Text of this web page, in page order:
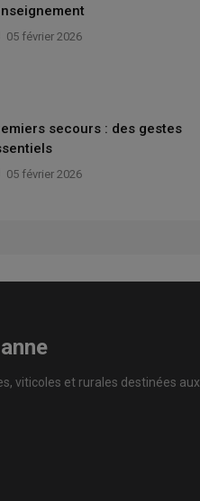
05 février 2026
secours : des gestes
05 février 2026
viticoles et rurales destinées aux